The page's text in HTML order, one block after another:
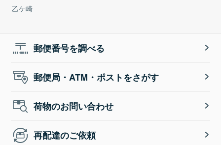
乙ケ崎
郵便番号を調べる
郵便局・ATM・ポストをさがす
荷物のお問い合わせ
再配達のご依頼